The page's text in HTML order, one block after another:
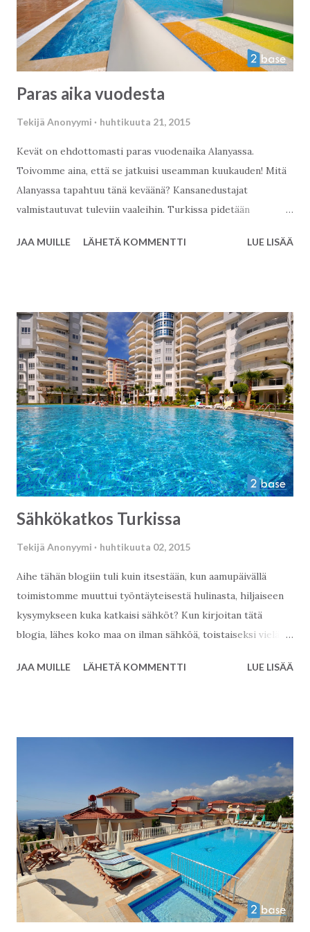
Paras aika vuodesta
Tekijä Anonyymi huhtikuuta 21, 2015
Kevät on ehdottomasti paras vuodenaika Alanyassa.
Toivomme aina, että se jatkuisi useamman kuukauden! Mitä
Alanyassa tapahtuu tänä keväänä? Kansanedustajat
valmistautuvat tuleviin vaaleihin. Turkissa pidetään
vaalityön ja puskevat omia edustajiaan läpi. Vaalityö on
ikävä kyllä. Alanyaspor löi läpi Viime vuonna paikallinen
jalkapallo joukkue taisteli tiensä ykkös divisioonaan, joka on
toiseksi paras divisioona Turkissa. Tänä vuonna hyvä näyttö
on jatkunut ja joukkueella on hallussa "play off" paikka
Turkin superliigasssa. Vieraile joukkueiden nettisivuilla,
löydät sieltä myös tulevat ottelut
: http://alanyaspor.org.tr/ Uudet konseptit rantautuvat
Alanyaan Viimeisen kahden vuoden aikana, monet uudet
konseptit ovat saapuneet Alanyaan. Ta...
JAA MUILLE LÄHETÄ KOMMENTTI LUE LISÄÄ
Sähkökatkos Turkissa
Tekijä Anonyymi huhtikuuta 02, 2015
Aihe tähän blogiin tuli kuin itsestään, kun aamupäivällä
toimistomme muuttui työntäyteisestä hulinasta, hiljaiseen
kysymykseen kuka katkaisi sähköt? Kun kirjoitan tätä
blogia, lähes koko maa on ilman sähköä, toistaiseksi vielä
lennot eivät lähde, hissit eivät liiku ja toimistot ja tehtaat
lataaminen tuottaa ongelmia. Me haluamme lähestyä asiaa
toiselta kantilta ja miettiä, mitä tämä merkitsee asuntojen
omistajille? Voimme jakaa heidät kahteen osaan, toiset
asuvat taloissa, joissa on generaattori sähköä tuottamassa
ja toiset eivät. Tämän hetkinen tilanne on hyvin harvinainen,
viimeksi näin pitkä, lähes koko maan kattava sähkökatkos
koettii...
JAA MUILLE LÄHETÄ KOMMENTTI LUE LISÄÄ